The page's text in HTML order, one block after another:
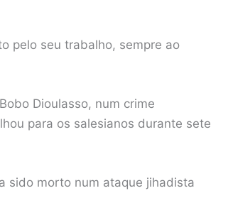
pelo seu trabalho, sempre ao
Dioulasso, num crime
para os salesianos durante sete
sido morto num ataque jihadista